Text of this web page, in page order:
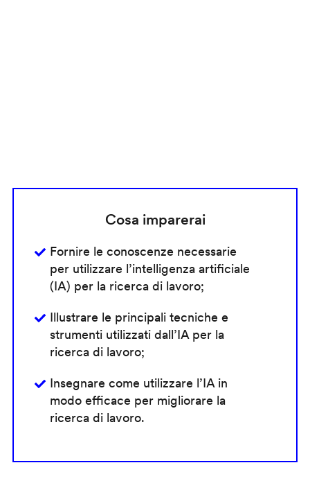
Cosa imparerai
Fornire le conoscenze necessarie
per utilizzare l’intelligenza artificiale
(IA) per la ricerca di lavoro;
Illustrare le principali tecniche e
strumenti utilizzati dall’IA per la
ricerca di lavoro;
Insegnare come utilizzare l’IA in
modo efficace per migliorare la
ricerca di lavoro.